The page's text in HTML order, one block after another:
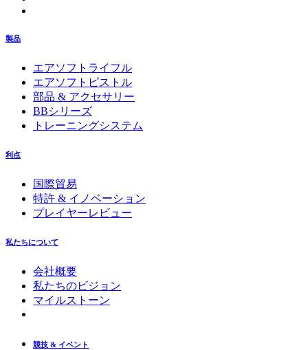
製品
エアソフトライフル
エアソフトピストル
部品 & アクセサリー
BBシリーズ
トレーニングシステム
利点
国際貿易
特許 & イノベーション
プレイヤーレビュー
私たちについて
会社概要
私たちのビジョン
マイルストーン
競技 & イベント